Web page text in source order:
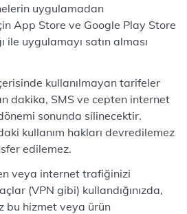
uygulamadan
App Store ve Google Play Store
ile uygulamayı satın alması
kullanılmayan tarifeler
dakika, SMS ve cepten internet
sonunda silinecektir.
kullanım hakları devredilemez
edilemez.
veya internet trafiğinizi
(VPN gibi) kullandığınızda,
bu hizmet veya ürün